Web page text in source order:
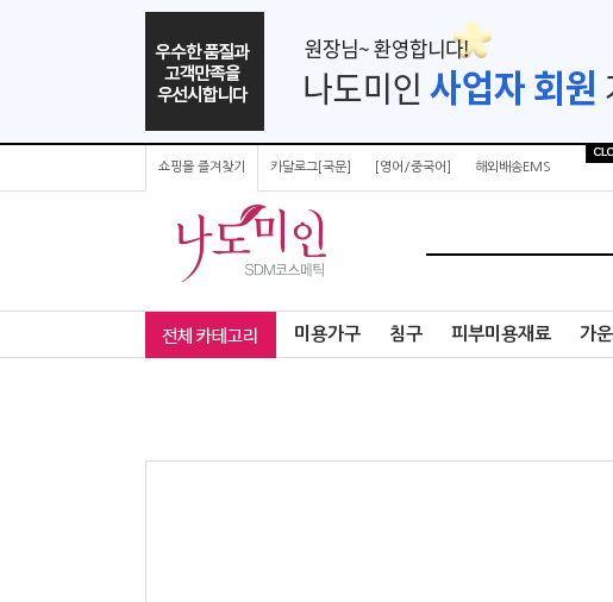
쇼핑몰 즐겨찾기 카달로그[국문] [영어/중국어] 해외배송EMS
미용가구 침구 피부미용재료 가운